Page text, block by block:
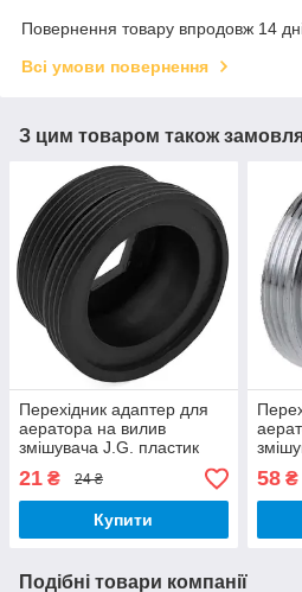
Повернення товару впродовж 14
Всі умови повернення
З цим товаром також
Перехідник адаптер для
аератора на вилив
змішувача J.G. пластик
М22 зовнішнє різьблення
на М24 зовнішнє
різьблення
21 ₴ 24 ₴
Купити
58₴
Подібні товари компанії